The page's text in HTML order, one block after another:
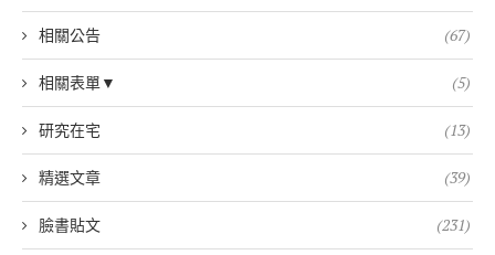
相關公告 (67)
相關表單▼ (5)
研究在宅 (13)
精選文章 (39)
臉書貼文 (231)